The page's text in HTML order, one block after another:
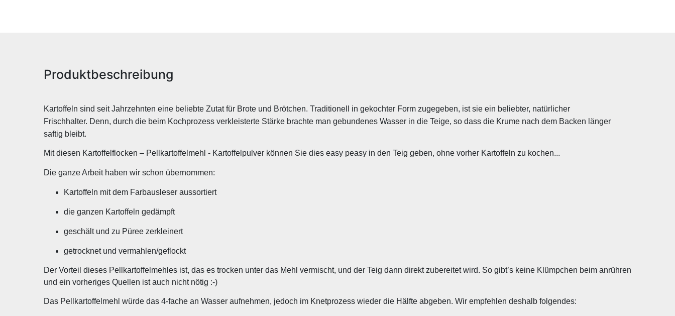
Produktbeschreibung
Kartoffeln sind seit Jahrzehnten eine beliebte Zutat für Brote und Brötchen. Traditionell in gekochter Form zugegeben, ist sie ein beliebter, natürlicher
Frischhalter. Denn, durch die beim Kochprozess verkleisterte Stärke brachte man gebundenes Wasser in die Teige, so dass die Krume nach dem Backen länger
saftig bleibt.
Mit diesen Kartoffelflocken – Pellkartoffelmehl - Kartoffelpulver können Sie dies easy peasy in den Teig geben, ohne vorher Kartoffeln zu kochen...
Die ganze Arbeit haben wir schon übernommen:
Kartoffeln mit dem Farbausleser aussortiert
die ganzen Kartoffeln gedämpft
geschält und zu Püree zerkleinert
getrocknet und vermahlen/geflockt
Der Vorteil dieses Pellkartoffelmehles ist, das es trocken unter das Mehl vermischt, und der Teig dann direkt zubereitet wird. So gibt’s keine Klümpchen beim anrühren
und ein vorheriges Quellen ist auch nicht nötig :-)
Das Pellkartoffelmehl würde das 4-fache an Wasser aufnehmen, jedoch im Knetprozess wieder die Hälfte abgeben. Wir empfehlen deshalb folgendes: